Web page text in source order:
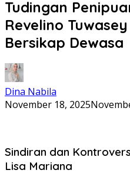
Tudingan
Revelino
Bersikap Dewasa
Dina Nabila
November 18, 2025
Sindiran dan
Lisa Mariana